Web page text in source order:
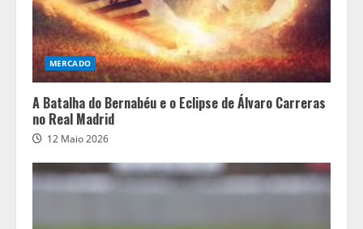
MERCADO
A Batalha do Bernabéu e o Eclipse de Álvaro Carreras
no Real Madrid
12 Maio 2026